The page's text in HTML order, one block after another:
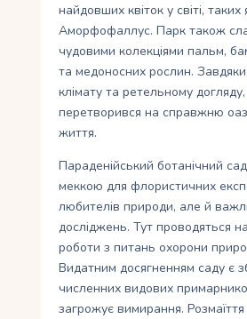
найдовших квіток у світі,
Аморфофаллус. Парк також
чудовими колекціями пальм,
та медоносних рослин.
клімату та ретельному
перетворився на справжню
життя.
Параденійський ботанічний
меккою для флористичних
любителів природи, але й
досліджень. Тут проводяться
роботи з питань охорони
Видатним досягненням саду є
численних видових
загрожує вимирання.